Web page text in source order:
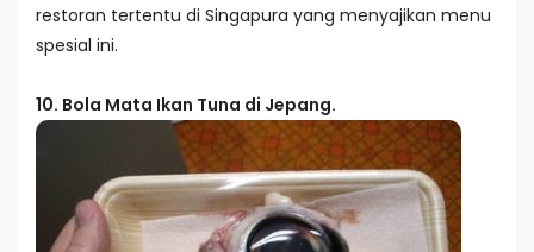
restoran tertentu di Singapura yang menyajikan menu
spesial ini.
10. Bola Mata Ikan Tuna di Jepang.